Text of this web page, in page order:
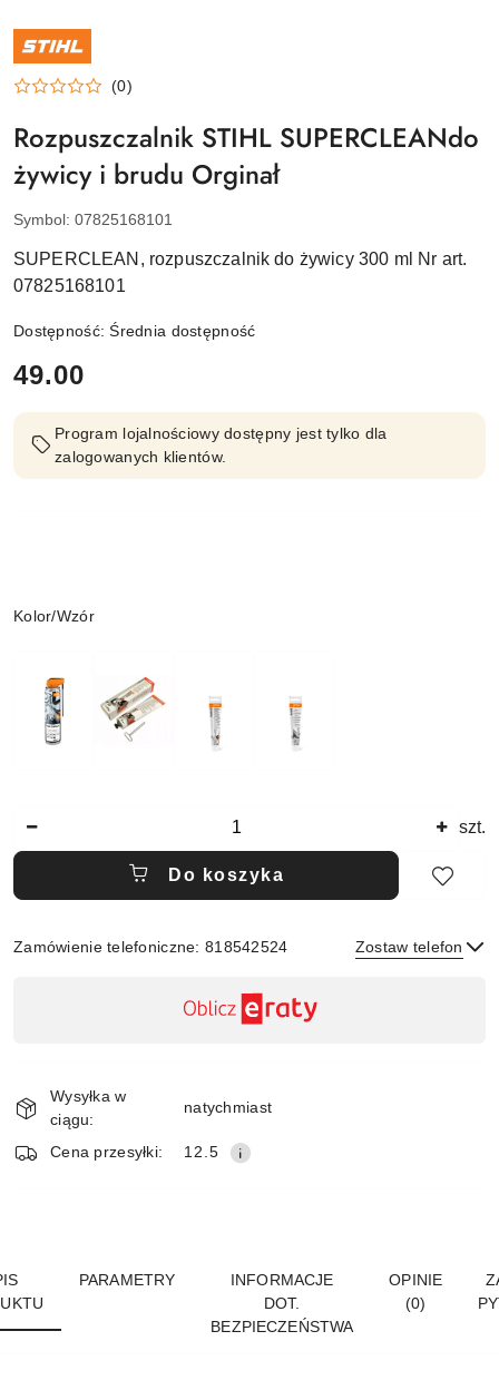
NAZWA
PRODUCENTA:
STIHL
(0)
Rozpuszczalnik STIHL SUPERCLEANdo
żywicy i brudu Orginał
Symbol: 07825168101
SUPERCLEAN, rozpuszczalnik do żywicy 300 ml Nr art.
07825168101
Dostępność:Średnia dostępność
cena:
49.00
Program lojalnościowy dostępny jest tylko dla
zalogowanych klientów.
Wariant
Kolor/Wzór
szt.
Do koszyka
Zamówienie telefoniczne: 818542524 Zostaw telefon
dostawa
Wysyłka w
ciągu:
natychmiast
Cena przesyłki: 12.5
PARAMETRY
INFORMACJE
DOT.
BEZPIECZEŃSTWA
OPINIE
(0)